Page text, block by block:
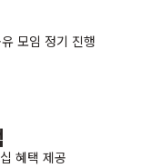
모임 정기 진행
혜택 제공